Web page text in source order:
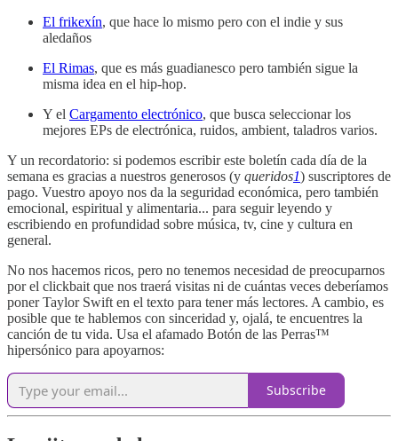
El frikexín, que hace lo mismo pero con el indie y sus
aledaños
El Rimas, que es más guadianesco pero también sigue la
misma idea en el hip-hop.
Y el Cargamento electrónico, que busca seleccionar los
mejores EPs de electrónica, ruidos, ambient, taladros varios.
Y un recordatorio: si podemos escribir este boletín cada día de la
semana es gracias a nuestros generosos (y queridos1) suscriptores de
pago. Vuestro apoyo nos da la seguridad económica, pero también
emocional, espiritual y alimentaria... para seguir leyendo y
escribiendo en profundidad sobre música, tv, cine y cultura en
general.
No nos hacemos ricos, pero no tenemos necesidad de preocuparnos
por el clickbait que nos traerá visitas ni de cuántas veces deberíamos
poner Taylor Swift en el texto para tener más lectores. A cambio, es
posible que te hablemos con sinceridad y, ojalá, te encuentres la
canción de tu vida. Usa el afamado Botón de las Perras™
hipersónico para apoyarnos:
Subscribe